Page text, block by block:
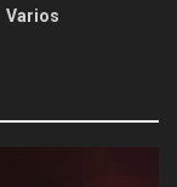
Varios